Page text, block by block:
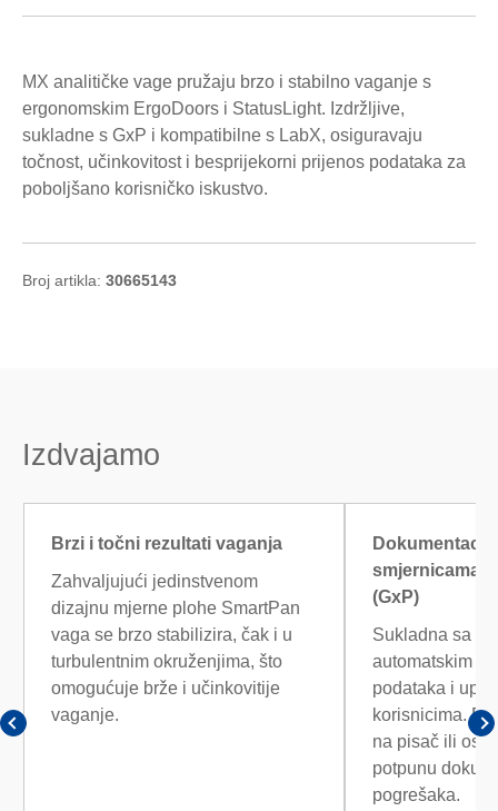
MX analitičke vage pružaju brzo i stabilno vaganje s
ergonomskim ErgoDoors i StatusLight. Izdržljive,
sukladne s GxP i kompatibilne s LabX, osiguravaju
točnost, učinkovitost i besprijekorni prijenos podataka za
poboljšano korisničko iskustvo.
Broj artikla: 30665143
Izdvajamo
Brzi i točni rezultati vaganja
Zahvaljujući jedinstvenom
dizajnu mjerne plohe SmartPan
vaga se brzo stabilizira, čak i u
turbulentnim okruženjima, što
omogućuje brže i učinkovitije
vaganje.
smjernicama
(GxP)
Sukladna sa
automatskim
podataka i
korisnicima.
na pisač ili
potpunu
pogrešaka.